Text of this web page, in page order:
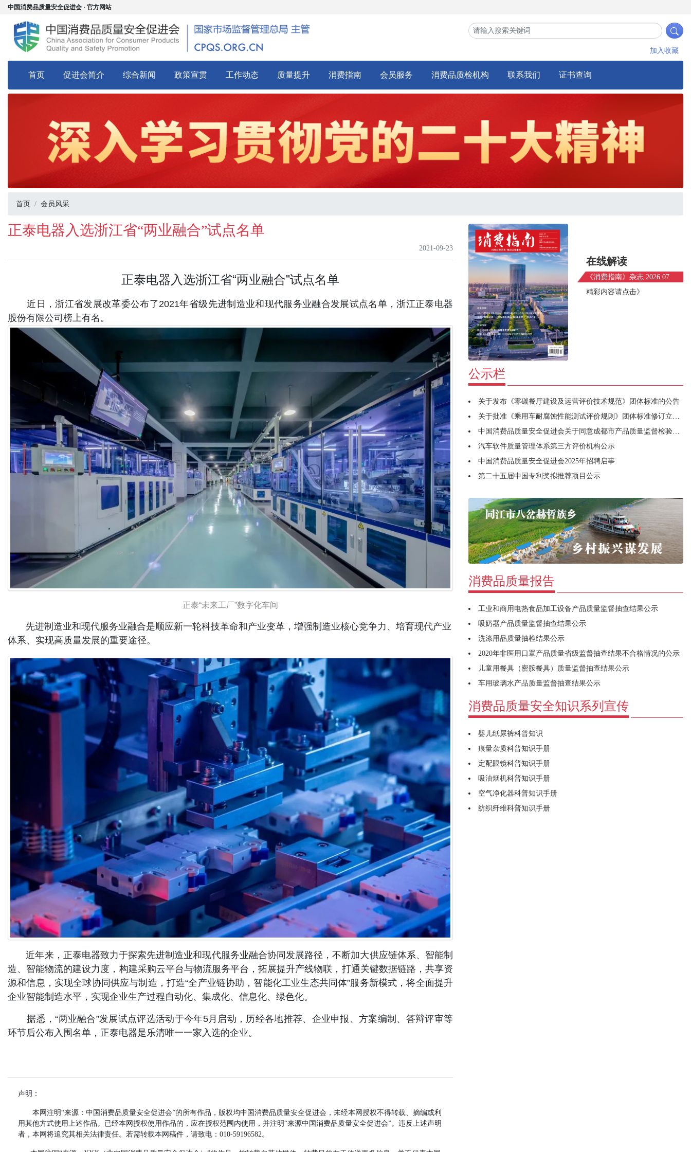
中国消费品质量安全促进会 · 官方网站
加入收藏
首页 促进会简介 综合新闻 政策宣贯 工作动态 质量提升 消费指南 会员服务 消费品质检机构 联系我们 证书查询
首页 会员风采
正泰电器入选浙江省“两业融合”试点名单
2021-09-23
正泰电器入选浙江省“两业融合”试点名单
近日，浙江省发展改革委公布了2021年省级先进制造业和现代服务业融合发展试点名单，浙江正泰电器
股份有限公司榜上有名。
正泰“未来工厂”数字化车间
先进制造业和现代服务业融合是顺应新一轮科技革命和产业变革，增强制造业核心竞争力、培育现代产业
体系、实现高质量发展的重要途径。
近年来，正泰电器致力于探索先进制造业和现代服务业融合协同发展路径，不断加大供应链体系、智能制
造、智能物流的建设力度，构建采购云平台与物流服务平台，拓展提升产线物联，打通关键数据链路，共享资
源和信息，实现全球协同供应与制造，打造“全产业链协助，智能化工业生态共同体”服务新模式，将全面提升
企业智能制造水平，实现企业生产过程自动化、集成化、信息化、绿色化。
据悉，“两业融合”发展试点评选活动于今年5月启动，历经各地推荐、企业申报、方案编制、答辩评审等
环节后公布入围名单，正泰电器是乐清唯一一家入选的企业。
声明：
本网注明“来源：中国消费品质量安全促进会”的所有作品，版权均中国消费品质量安全促进会，未经本网授权不得转载、摘编或利
用其他方式使用上述作品。已经本网授权使用作品的，应在授权范围内使用，并注明“来源中国消费品质量安全促进会”。违反上述声明
者，本网将追究其相关法律责任。若需转载本网稿件，请致电：010-59196582。
在线解读
《消费指南》杂志 2026.07
精彩内容请点击》
公示栏
关于发布《零碳餐厅建设及运营评价技术规范》团体标准的公告
关于批准《乘用车耐腐蚀性能测试评价规则》团体标准修订立项的通知
中国消费品质量安全促进会关于同意成都市产品质量监督检验研究院牵头筹建宠物用品工作委员会的函
汽车软件质量管理体系第三方评价机构公示
中国消费品质量安全促进会2025年招聘启事
第二十五届中国专利奖拟推荐项目公示
消费品质量报告
工业和商用电热食品加工设备产品质量监督抽查结果公示
吸奶器产品质量监督抽查结果公示
洗涤用品质量抽检结果公示
2020年非医用口罩产品质量省级监督抽查结果不合格情况的公示
儿童用餐具（密胺餐具）质量监督抽查结果公示
车用玻璃水产品质量监督抽查结果公示
消费品质量安全知识系列宣传
婴儿纸尿裤科普知识
痕量杂质科普知识手册
定配眼镜科普知识手册
吸油烟机科普知识手册
空气净化器科普知识手册
纺织纤维科普知识手册